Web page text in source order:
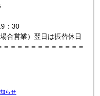
：30
合営業）翌日は振替休日
＝＝＝＝＝＝＝＝＝＝＝
らせ